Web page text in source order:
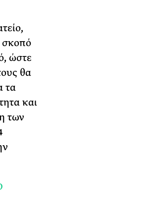
σκοπό
ώστε
θα
τα
και
των